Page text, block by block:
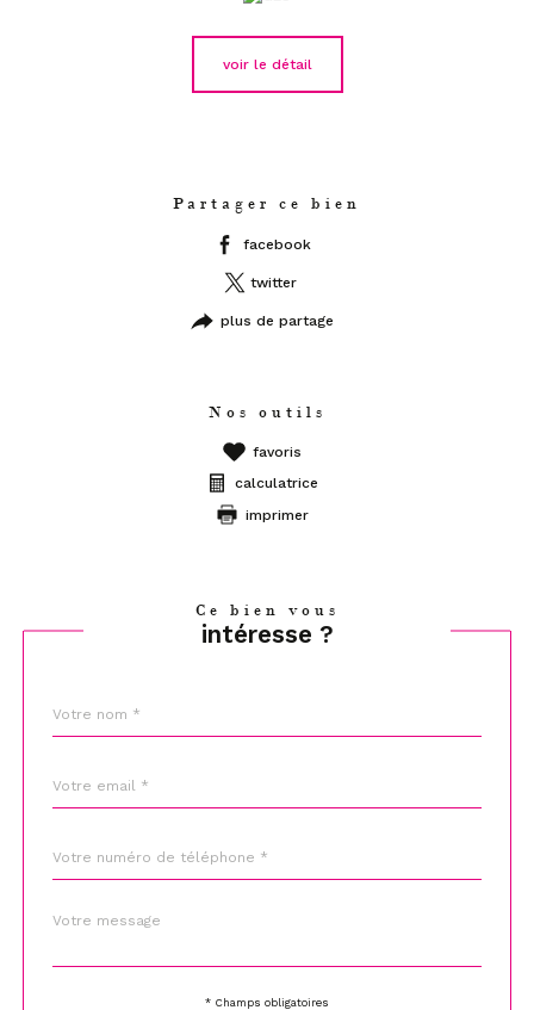
voir le détail
Partager ce bien
facebook
twitter
plus de partage
Nos outils
favoris
calculatrice
imprimer
Ce bien vous
intéresse ?
par
*
*
*
Fieldset
Message
*
* Champs obligatoires